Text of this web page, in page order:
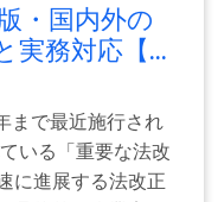
・国内外の
実務対応【...
まで最近施行され
いる「重要な法改
に進展する法改正